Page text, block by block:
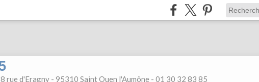
rue d'Eragny - 95310 Saint Ouen l'Aumône - 01 30 32 83 85